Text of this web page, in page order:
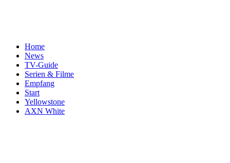
Home
News
TV-Guide
Serien & Filme
Empfang
Start
Yellowstone
AXN White